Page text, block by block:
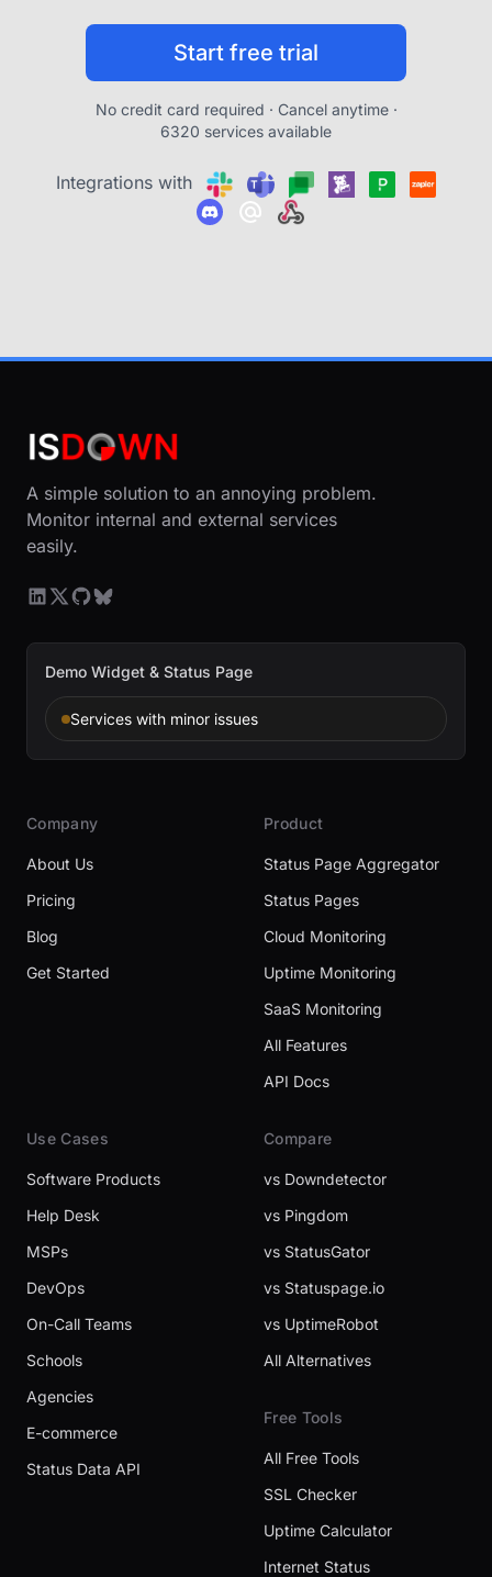
Start free trial
No credit card required · Cancel anytime ·
6320 services available
Integrations with
A simple solution to an annoying problem.
Monitor internal and external services
easily.
Demo Widget & Status Page
Services with minor issues
Company
About Us
Pricing
Blog
Get Started
Product
Status Page Aggregator
Status Pages
Cloud Monitoring
Uptime Monitoring
SaaS Monitoring
All Features
API Docs
Use Cases
Software Products
Help Desk
MSPs
DevOps
On-Call Teams
Schools
Agencies
E-commerce
Status Data API
Compare
vs Downdetector
vs Pingdom
vs StatusGator
vs Statuspage.io
vs UptimeRobot
All Alternatives
Free Tools
All Free Tools
SSL Checker
Uptime Calculator
Internet Status